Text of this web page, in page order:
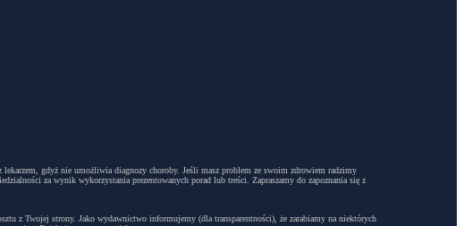
gdyż nie umożliwia diagnozy choroby. Jeśli masz problem ze swoim zdrowiem radzimy
za wynik wykorzystania prezentowanych porad lub treści. Zapraszamy do zapoznania się z
z Twojej strony. Jako wydawnictwo informujemy (dla transparentności), że zarabiamy na niektórych